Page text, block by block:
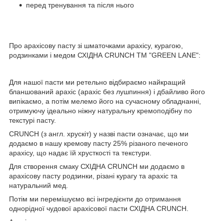
перед тренування та після нього
Про арахісову пасту зі шматочками арахісу, курагою,
родзинками і медом СХІДНА CRUNCH ТМ "GREEN LANE":
Для нашої пасти ми ретельно відбираємо найкращий
бланшований арахіс (арахіс без лушпиння) і дбайливо його
випікаємо, а потім мелемо його на сучасному обладнанні,
отримуючу ідеально ніжну натуральну кремоподібну по
текстурі пасту.
CRUNCH (з англ. хрускіт) у назві пасти означає, що ми
додаємо в нашу кремову пасту 25% різаного печеного
арахісу, що надає їй хрусткості та текстури.
Для створення смаку СХІДНА CRUNCH ми додаємо в
арахісову пасту родзинки, різані курагу та арахіс та
натуральний мед.
Потім ми перемішуємо всі інгредієнти до отримання
однорідної чудової арахісової пасти СХІДНА CRUNCH.